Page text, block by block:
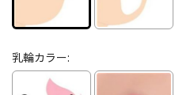
乳輪カラー: